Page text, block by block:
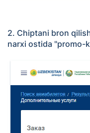
2. Chiptani bron
narxi ostida "promo-